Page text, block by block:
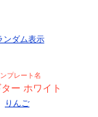
ンダム表示
プレート名
ー ホワイト
りんご